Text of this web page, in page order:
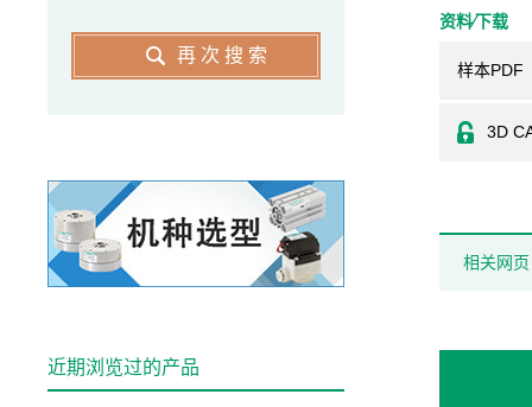
资料⁄下载
样本PDF
3D
相关网页
再次搜索
近期浏览过的产品